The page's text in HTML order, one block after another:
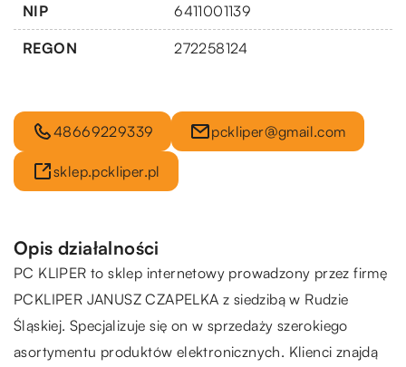
NIP 6411001139
REGON 272258124
48669229339 pckliper@gmail.com
sklep.pckliper.pl
Opis działalności
PC KLIPER to sklep internetowy prowadzony przez firmę
PCKLIPER JANUSZ CZAPELKA z siedzibą w Rudzie
Śląskiej. Specjalizuje się on w sprzedaży szerokiego
asortymentu produktów elektronicznych. Klienci znajdą